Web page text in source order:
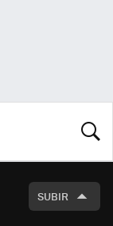
SUBIR